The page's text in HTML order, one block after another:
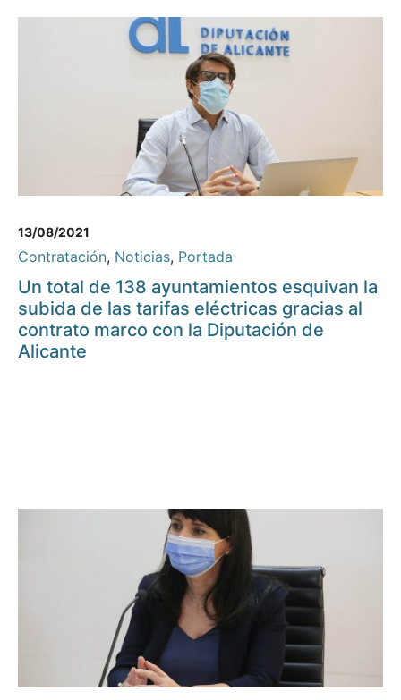
13/08/2021
Contratación, Noticias, Portada
Un total de 138 ayuntamientos esquivan la
subida de las tarifas eléctricas gracias al
contrato marco con la Diputación de
Alicante